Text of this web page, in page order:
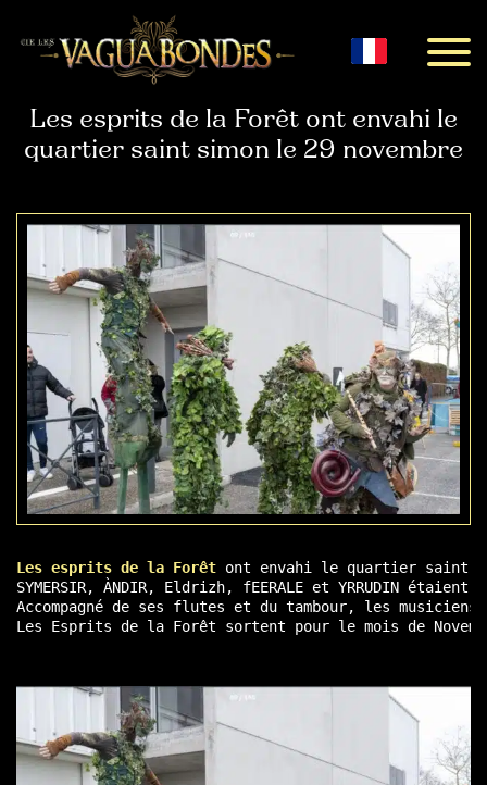
Menu
Les esprits de la Forêt ont envahi le
quartier saint simon le 29 novembre
Les esprits de la Forêt ont envahi le quartier saint-
SYMERSIR, ÀNDIR, Eldrizh, fEERALE et YRRUDIN
Accompagné de ses flutes et du tambour, les
Les Esprits de la Forêt sortent pour le mois de